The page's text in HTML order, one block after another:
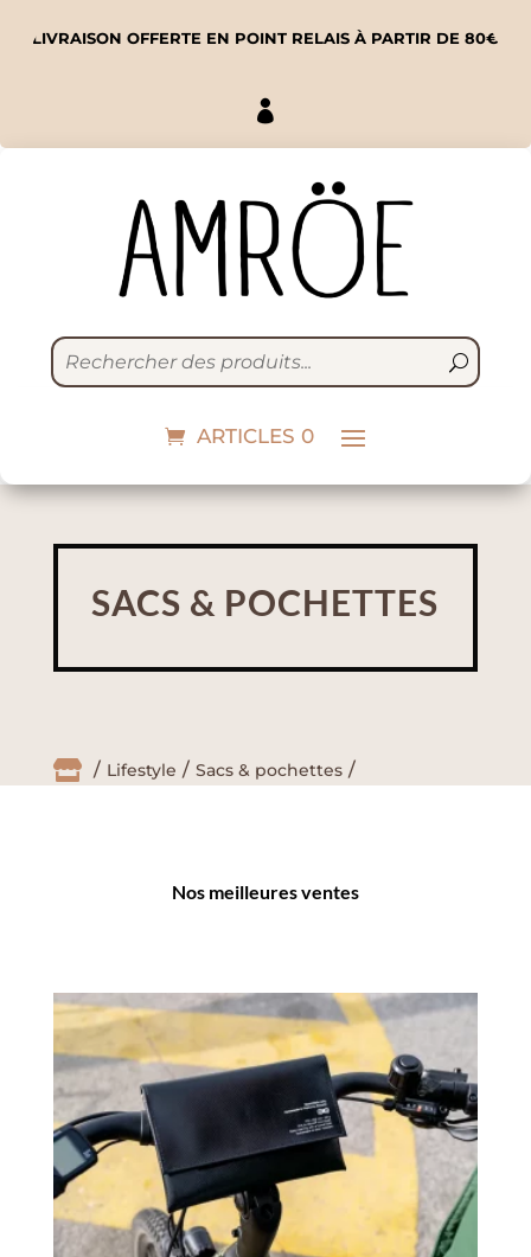
LIVRAISON OFFERTE EN POINT RELAIS À PARTIR DE 80€

ARTICLES 0
SACS & POCHETTES
 Lifestyle Sacs & pochettes
Nos meilleures ventes
Boucle d'oreille
19,00
€